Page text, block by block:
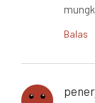
Balas